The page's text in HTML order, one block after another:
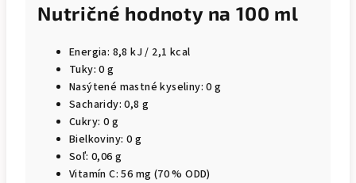
Nutričné hodnoty na 100 ml
Energia: 8,8 kJ / 2,1 kcal
Tuky: 0 g
Nasýtené mastné kyseliny: 0 g
Sacharidy: 0,8 g
Cukry: 0 g
Bielkoviny: 0 g
Soľ: 0,06 g
Vitamín C: 56 mg (70 % ODD)